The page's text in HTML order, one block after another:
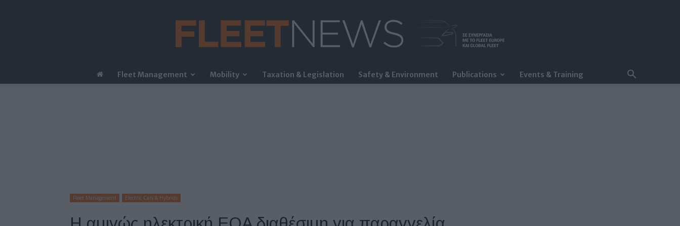
FleetNews
Fleet Management Mobility Taxation & Legislation Safety & Environment Publications Events & Training
Fleet Management Electric Cars & Hybrids